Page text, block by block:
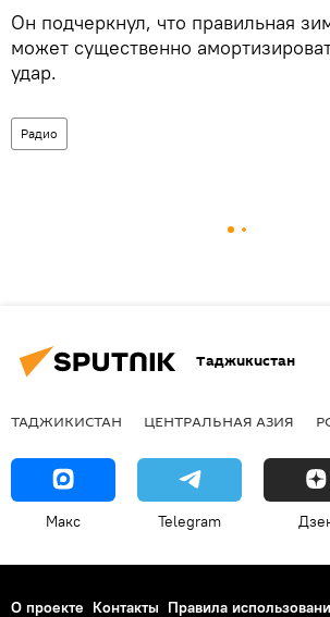
Он подчеркнул, что правильная
может существенно
удар.
Радио
Таджикистан
ТАДЖИКИСТАН ЦЕНТРАЛЬНАЯ АЗИЯ
Макс Telegram
О проекте Контакты Правила